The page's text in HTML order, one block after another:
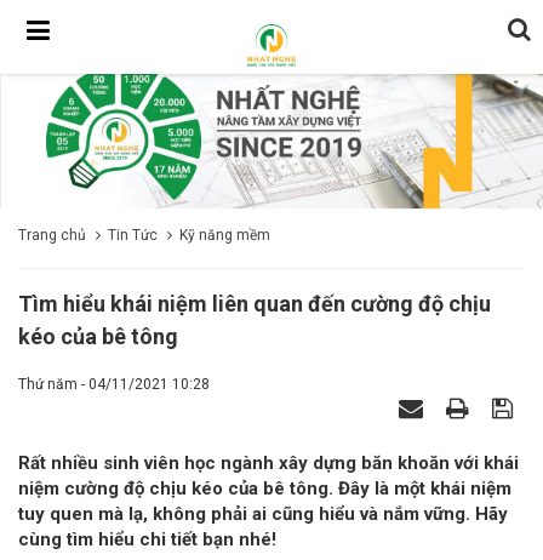
Trang chủ Tin Tức Kỹ năng mềm
Tìm hiểu khái niệm liên quan đến cường độ chịu
kéo của bê tông
Thứ năm - 04/11/2021 10:28
Rất nhiều sinh viên học ngành xây dựng băn khoăn với khái
niệm cường độ chịu kéo của bê tông. Đây là một khái niệm
tuy quen mà lạ, không phải ai cũng hiểu và nắm vững. Hãy
cùng tìm hiểu chi tiết bạn nhé!